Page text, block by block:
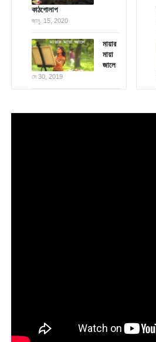
কাঠগোলাপ
জানু. 15, 2020
মায়ার
মায়া
জালে
মে 30, 2019